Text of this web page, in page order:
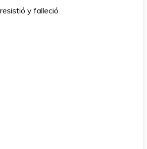
y falleció.